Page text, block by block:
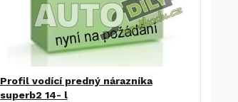
Profil vodící predný nárazníka
superb2 14- l